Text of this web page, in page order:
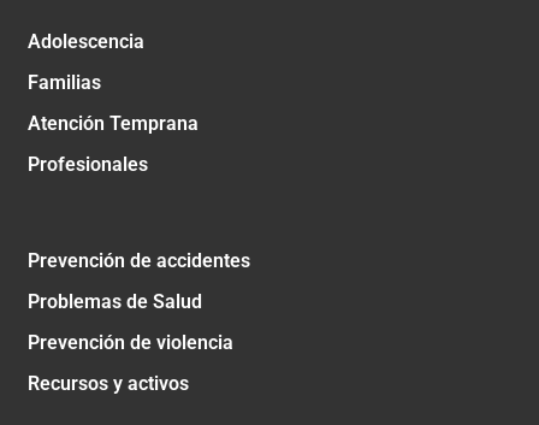
Adolescencia
Familias
Atención Temprana
Profesionales
Prevención de accidentes
Problemas de Salud
Prevención de violencia
Recursos y activos